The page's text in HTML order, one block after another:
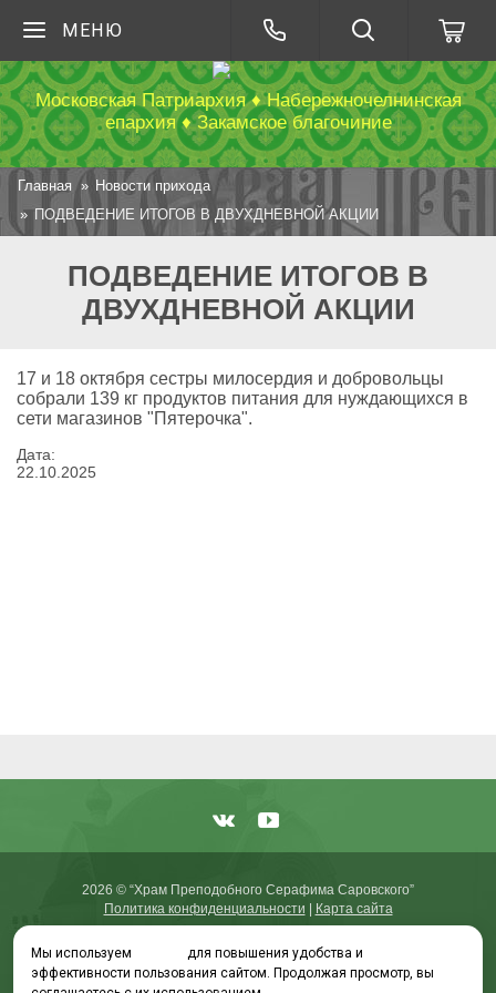
МЕНЮ
Московская Патриархия ♦ Набережночелнинская
епархия ♦ Закамское благочиние
Главная
Новости прихода
ПОДВЕДЕНИЕ ИТОГОВ В ДВУХДНЕВНОЙ АКЦИИ
ПОДВЕДЕНИЕ ИТОГОВ В
ДВУХДНЕВНОЙ АКЦИИ
17 и 18 октября сестры милосердия и добровольцы
собрали 139 кг продуктов питания для нуждающихся в
сети магазинов "Пятерочка".
Дата:
22 10 2025
2026 © “Храм Преподобного Серафима Саровского”
Политика конфиденциальности
Карта сайта
Мы используем
для повышения удобства и
эффективности пользования сайтом. Продолжая просмотр, вы